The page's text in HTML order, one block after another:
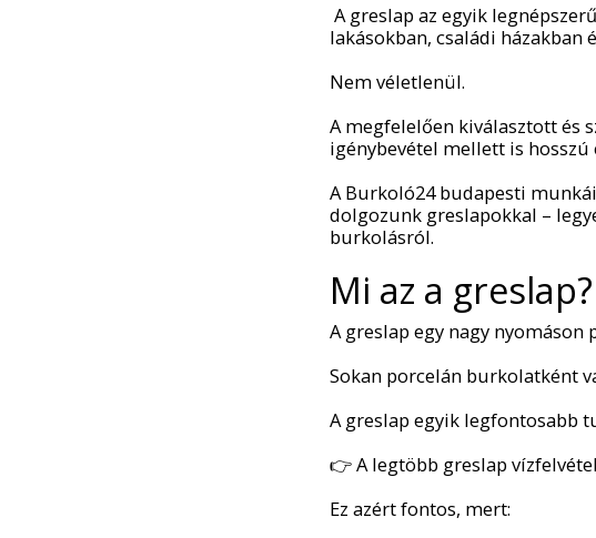
A greslap az egyik
lakásokban, családi házakban
Nem véletlenül.
A megfelelően kiválasztott és
igénybevétel mellett is
A Burkoló24 budapesti
dolgozunk greslapokkal –
burkolásról.
Mi az a greslap?
A greslap egy nagy
Sokan porcelán burkolatként
A greslap egyik legfontosabb
👉 A legtöbb greslap
Ez azért fontos, mert: